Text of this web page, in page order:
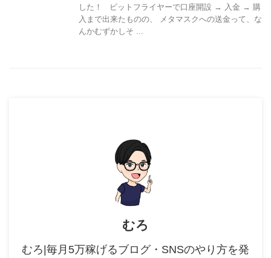
した！ ビットフライヤーで口座開設 → 入金 → 購
入まで出来たものの、 メタマスクへの送金って、な
んかむずかしそ ...
むろ
むろ|毎月5万稼げるブログ・SNSのやり方を発